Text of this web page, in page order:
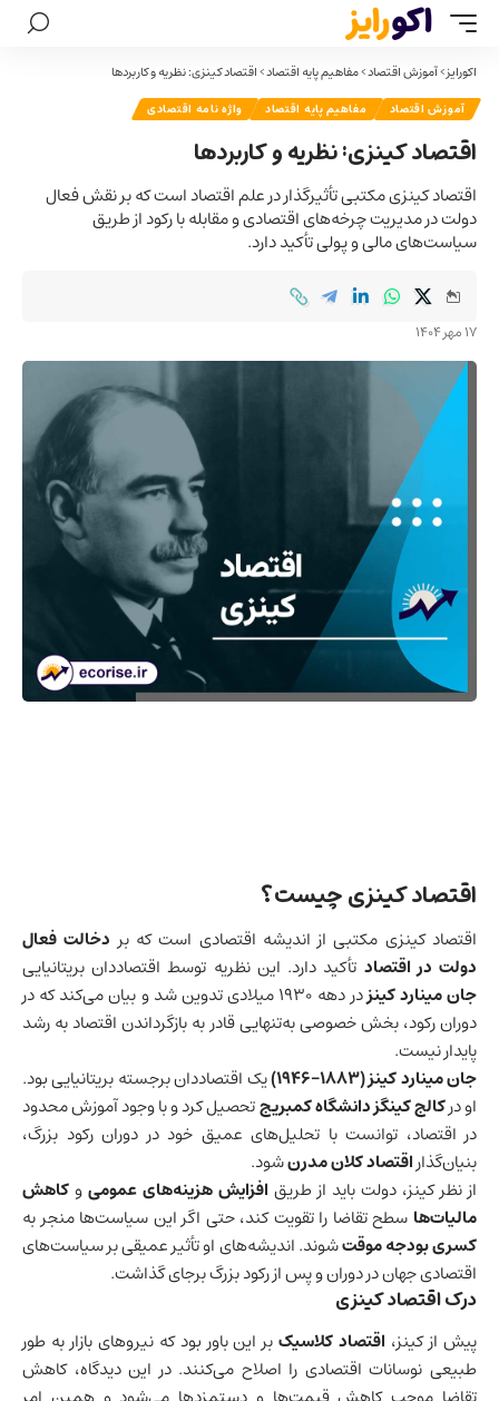
اکورایز>آموزش اقتصاد>مفاهیم پایه اقتصاد>اقتصاد کینزی: نظریه و کاربردها
آموزش اقتصاد مفاهیم پایه اقتصاد واژه نامه اقتصادی
اقتصاد کینزی: نظریه و کاربردها
اقتصاد کینزی مکتبی تأثیرگذار در علم اقتصاد است که بر نقش فعال
دولت در مدیریت چرخه‌های اقتصادی و مقابله با رکود از طریق
سیاست‌های مالی و پولی تأکید دارد.
17 مهر 1404
اقتصاد کینزی چیست؟
اقتصاد کینزی مکتبی از اندیشه اقتصادی است که بر دخالت فعال
دولت در اقتصاد تأکید دارد. این نظریه توسط اقتصاددان بریتانیایی
جان مینارد کینز
در دهه ۱۹۳۰ میلادی تدوین شد و بیان می‌کند که در
دوران رکود، بخش خصوصی به‌تنهایی قادر به بازگرداندن اقتصاد به رشد
پایدار نیست.
جان مینارد کینز (۱۸۸۳–۱۹۴۶)
یک اقتصاددان برجسته بریتانیایی بود.
او درکالج کینگز دانشگاه کمبریجتحصیل کرد و با وجود آموزش محدود
در اقتصاد، توانست با تحلیل‌های عمیق خود در دوران رکود بزرگ،
بنیان‌گذاراقتصاد کلانمدرنشود.
از نظر کینز، دولت باید از طریق افزایش هزینه‌های عمومیو کاهش
مالیات‌ها سطح تقاضا را تقویت کند، حتی اگر این سیاست‌ها منجر به
کسری بودجه موقتشوند. اندیشه‌های او تأثیر عمیقی بر سیاست‌های
اقتصادی جهان در دوران و پس از رکود بزرگ برجای گذاشت.
درک اقتصاد کینزی
پیش از کینز، اقتصاد کلاسیکبر این باور بود که نیروهای بازار به طور
طبیعی نوسانات اقتصادی را اصلاح می‌کنند. در این دیدگاه، کاهش